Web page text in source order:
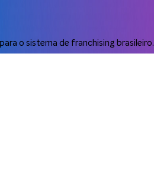
o sistema de franchising brasileiro.